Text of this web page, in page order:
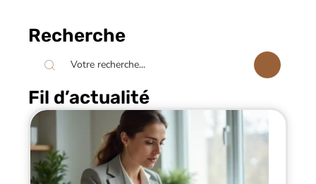
Recherche
Fil d’actualité